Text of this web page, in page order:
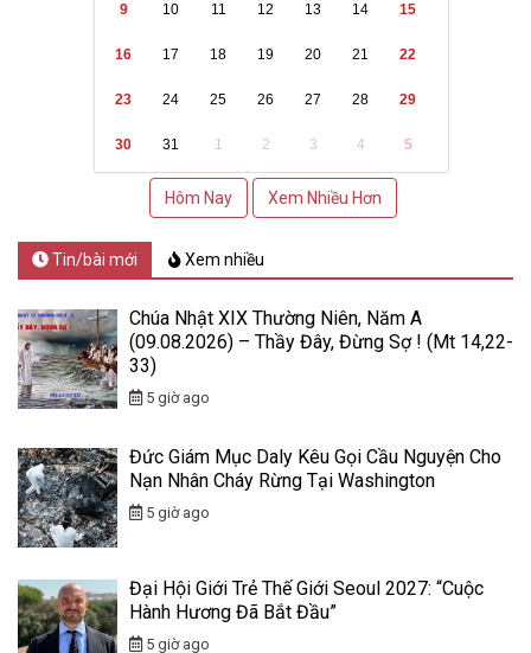
9 10 11 12 13 14 15
16 17 18 19 20 21 22
23 24 25 26 27 28 29
30 31 1 2 3 4 5
Hôm Nay Xem Nhiều Hơn
Tin/bài mới Xem nhiều
Chúa Nhật XIX Thường Niên, Năm A
(09.08.2026) – Thầy Đây, Đừng Sợ ! (Mt 14,22-
33)
5 giờ ago
Đức Giám Mục Daly Kêu Gọi Cầu Nguyện Cho
Nạn Nhân Cháy Rừng Tại Washington
5 giờ ago
Đại Hội Giới Trẻ Thế Giới Seoul 2027: “Cuộc
Hành Hương Đã Bắt Đầu”
5 giờ ago